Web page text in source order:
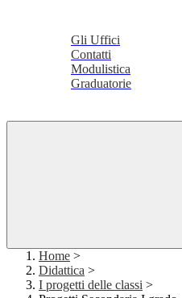
Gli Uffici
Contatti
Modulistica
Graduatorie
Home >
Didattica >
I progetti delle classi >